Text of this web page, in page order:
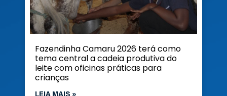
Fazendinha Camaru 2026 terá como
tema central a cadeia produtiva do
leite com oficinas práticas para
crianças